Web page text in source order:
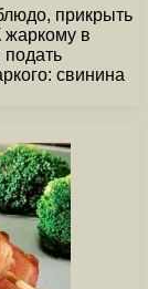
прикрыть
жаркому в
свинина